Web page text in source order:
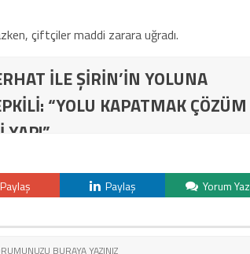
çiftçiler maddi zarara uğradı.
İLE ŞİRİN’İN YOLUNA
“YOLU KAPATMAK ÇÖZÜM
YAP!”
Paylaş Paylaş Yorum Yaz